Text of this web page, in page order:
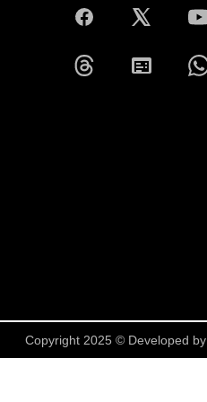
Copyright 2025 © Developed by